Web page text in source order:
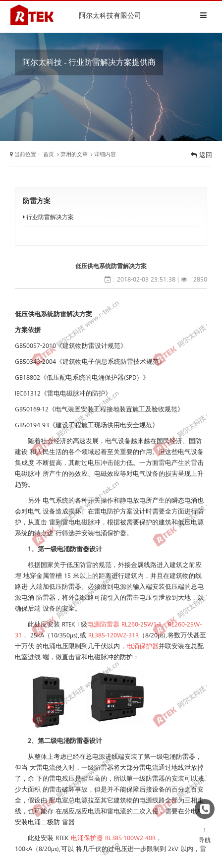
阿尔太科技有限公司
阿尔太科技 - 行业防雷解决方案提供商
当前位置： 首页 弃用的文章 详细内容 返回
防雷方案
行业防雷解决方案
低压供电系统防雷解决方案
: 2018-02-03 23:51:38 | : 2850
低压供电系统防雷解决方案
方案依据
GB50057-2010《建筑物防雷设计规范》
GB50343-2004《建筑物电子信息系统防雷技术规范》
GB18802《低压配电系统的电涌保护器(SPD）》
IEC61312《雷电电磁脉冲的防护》
GB50169-12《电气装置安装工程接地装置施工及验收规范》
GB50194-93《建设工程施工现场供用电安全规范》
随着社会经济的高速发展，电气设备越来越在国民经济、国防
建设 和人民生活的各个领域起着至关重要的作用。但这些电气设备
集成度 不断提高，其耐过电压冲击能力低。一方面雷电产生的雷击
电磁脉冲 所产生的热效应、电磁效应等对电气设备的损害呈现上升
趋势。
另外 电气系统的各种开关操作和静电放电所产生的瞬态电涌也
会对电气 设备造成损坏。在雷电防护方案设计时需要全方面进行防
护，从直击 雷到雷电电磁脉冲，根据被需要保护的建筑和低压电源
系统的特点进 行筛选并安装电涌保护器。
1、第一级电涌防雷器设计
根据国家关于低压防雷的规范，外接金属线路进入建筑之前应
埋 地穿金属管槽 15 米以上的距离进行建筑内，并且在建筑物的线
路进 入端加低压防雷器。必须做到电源的输入端安装低压端的总电
源电涌 防雷器，将外部线路可能引入的雷击电压引泄放到大地，以
确保后端 设备的安全。
此处应安装 RTEK I 级电源防雷器 RL260-25W1-1、RL260-25W-
31 ， 25kA（10/350μs),或 RL385-120W2-31R （8/20μs),将数万伏甚至
十万伏 的电涌电压限制到几千伏以内， 电涌保护器并联安装在总配
电室进线 端，做直击雷和电磁脉冲的防护：
2、第二级电涌防雷器设计
从整体上考虑已经在总电源进线端安装了第一级电涌防雷器，
但当 大雷电流侵入时，一级防雷器将大部分雷电流通过地线泄放掉
了，余 下的雷电残压是相当高的，所以第一级防雷器的安装可以减
少大面积 的雷击破坏事故，但是并不能保障后接设备的百分之百安
全，假设由 配电室总电源拉至其它建筑物的电源线路全部为三相走
线，也可能存 在感应感应电流和雷电流的二次入侵，需要在分电柜
安装电涌二极防 雷器
此处安装 RTEK 电涌保护器 RL385-100W2-40R ，
100kA（8/20μs),可以 将几千伏的过电压进一步限制到 2kV 以内，雷
↑
导航